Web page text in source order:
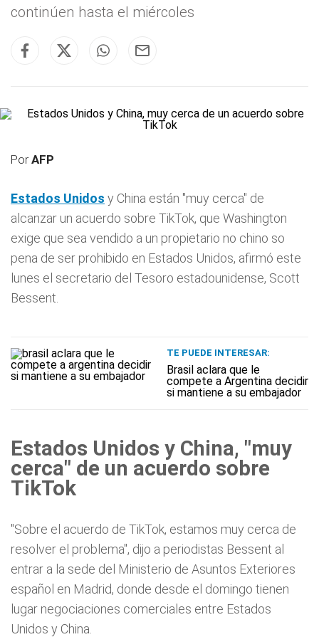
continúen hasta el miércoles
PorAFP
Estados Unidos y China están "muy cerca" de
alcanzar un acuerdo sobre TikTok, que Washington
exige que sea vendido a un propietario no chino so
pena de ser prohibido en Estados Unidos, afirmó este
lunes el secretario del Tesoro estadounidense, Scott
Bessent.
TE PUEDE INTERESAR:
Brasil aclara que le
compete a Argentina decidir
si mantiene a su embajador
Estados Unidos y China, "muy
cerca" de un acuerdo sobre
TikTok
"Sobre el acuerdo de TikTok, estamos muy cerca de
resolver el problema", dijo a periodistas Bessent al
entrar a la sede del Ministerio de Asuntos Exteriores
español en Madrid, donde desde el domingo tienen
lugar negociaciones comerciales entre Estados
Unidos y China.